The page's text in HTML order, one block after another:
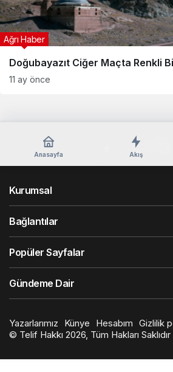
Doğubayazıt Ciğer Maçta Renkli
Ağrı Haber
11 ay önce
Anasayfa Akış
Kurumsal
Bağlantılar
Popüler Sayfalar
Gündeme Dair
Yazarlarımız Künye Hesabım Gizlilik
© Telif Hakkı 2026, Tüm Hakları Saklıdır